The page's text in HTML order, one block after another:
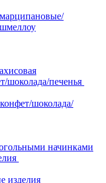
шоколада/печенья
шоколада/
начинками
изделия